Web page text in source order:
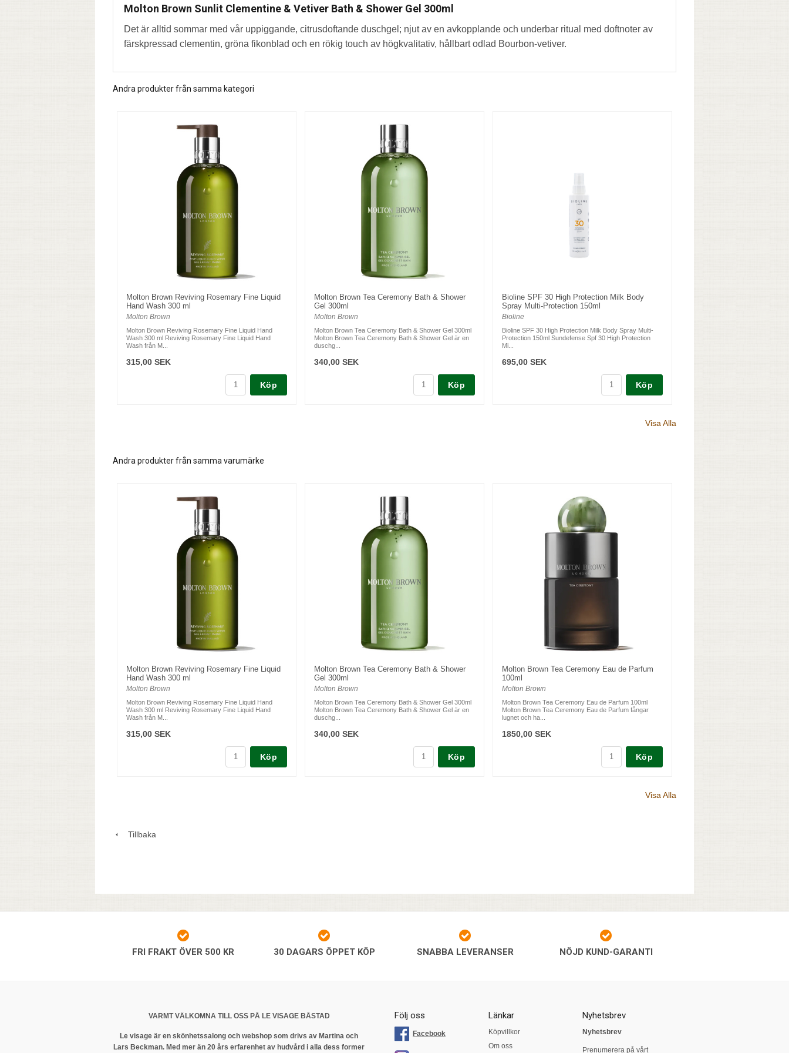
Molton Brown Sunlit Clementine & Vetiver Bath & Shower Gel 300ml
Det är alltid sommar med vår uppiggande, citrusdoftande duschgel; njut av en avkopplande och underbar ritual med doftnoter av
färskpressad clementin, gröna fikonblad och en rökig touch av högkvalitativ, hållbart odlad Bourbon-vetiver.
Andra produkter från samma kategori
Molton Brown Reviving Rosemary Fine Liquid
Hand Wash 300 ml
Molton Brown
Molton Brown Reviving Rosemary Fine Liquid Hand
Wash 300 ml Reviving Rosemary Fine Liquid Hand
Wash från M...
315,00 SEK
Köp
Molton Brown Tea Ceremony Bath & Shower
Gel 300ml
Molton Brown
Molton Brown Tea Ceremony Bath & Shower Gel 300ml
Molton Brown Tea Ceremony Bath & Shower Gel är en
duschg...
340,00 SEK
Köp
Bioline SPF 30 High Protection Milk Body
Spray Multi-Protection 150ml
Bioline
Bioline SPF 30 High Protection Milk Body Spray Multi-
Protection 150ml Sundefense Spf 30 High Protection
Mi...
695,00 SEK
Köp
Visa Alla
Andra produkter från samma varumärke
Molton Brown Reviving Rosemary Fine Liquid
Hand Wash 300 ml
Molton Brown
Molton Brown Reviving Rosemary Fine Liquid Hand
Wash 300 ml Reviving Rosemary Fine Liquid Hand
Wash från M...
315,00 SEK
Köp
Molton Brown Tea Ceremony Bath & Shower
Gel 300ml
Molton Brown
Molton Brown Tea Ceremony Bath & Shower Gel 300ml
Molton Brown Tea Ceremony Bath & Shower Gel är en
duschg...
340,00 SEK
Köp
Molton Brown Tea Ceremony Eau de Parfum
100ml
Molton Brown
Molton Brown Tea Ceremony Eau de Parfum 100ml
Molton Brown Tea Ceremony Eau de Parfum fångar
lugnet och ha...
1850,00 SEK
Köp
Visa Alla
Tillbaka
FRI FRAKT ÖVER 500 KR 30 DAGARS ÖPPET KÖP SNABBA LEVERANSER NÖJD KUND-GARANTI
VARMT VÄLKOMNA TILL OSS PÅ LE VISAGE BÅSTAD
Le visage är en skönhetssalong och webshop som drivs av Martina och
Lars Beckman. Med mer än 20 års erfarenhet av hudvård i alla dess former
Följ oss
Facebook
Länkar
Köpvillkor
Om oss
Nyhetsbrev
Nyhetsbrev
Prenumerera på vårt